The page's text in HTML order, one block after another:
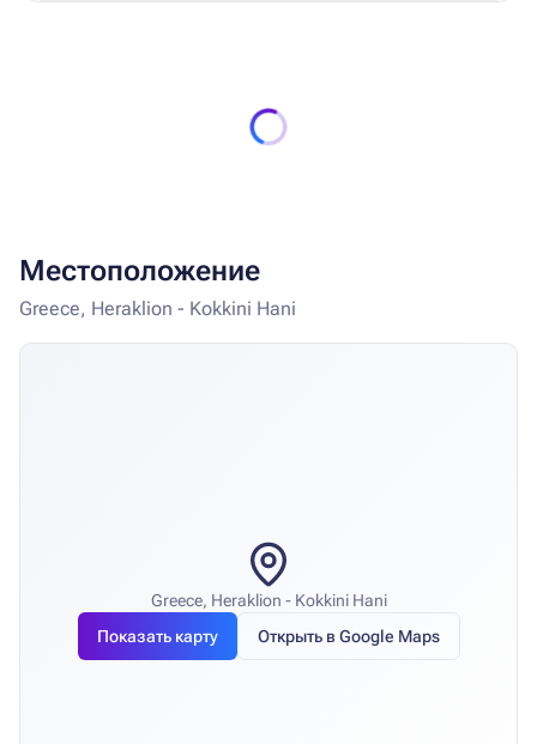
Местоположение
Greece, Heraklion - Kokkini Hani
Greece, Heraklion - Kokkini Hani
Показать карту
Открыть в Google Maps